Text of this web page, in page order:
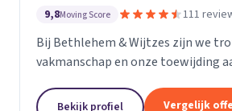
9,8Moving Score 111
Bij Bethlehem & Wijtzes zijn we
vakmanschap en onze toewijding
professionals, is voortdurend in
Bekijk profiel Vergelijk